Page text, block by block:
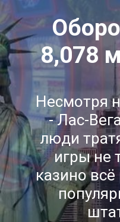
8,078
Несмотря
- Лас-
люди
игры не
казино всё